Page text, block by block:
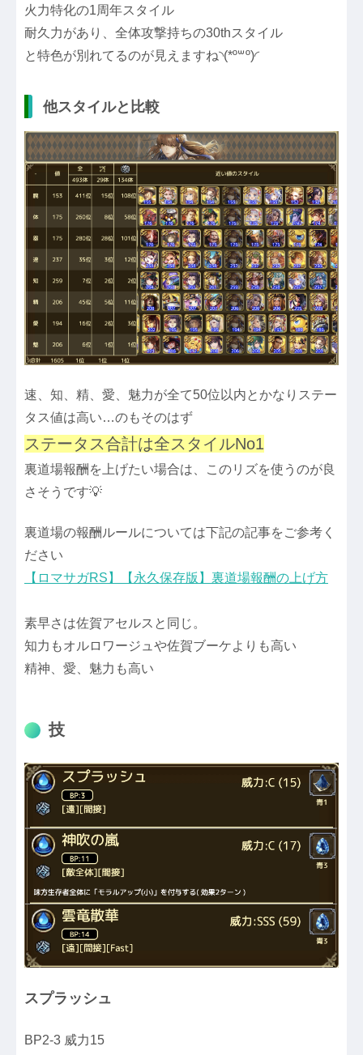
火力特化の1周年スタイル
耐久力があり、全体攻撃持ちの30thスタイル
と特色が別れてるのが見えますね◝(*º꒳​º)◜
他スタイルと比較
速、知、精、愛、魅力が全て50位以内とかなりステー
タス値は高い…のもそのはず
ステータス合計は全スタイルNo1
裏道場報酬を上げたい場合は、このリズを使うのが良
さそうです💡
裏道場の報酬ルールについては下記の記事をご参考く
ださい
【ロマサガRS】【永久保存版】裏道場報酬の上げ方
素早さは佐賀アセルスと同じ。
知力もオルロワージュや佐賀ブーケよりも高い
精神、愛、魅力も高い
技
スプラッシュ
BP2-3 威力15